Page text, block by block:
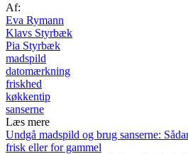
Af:
Eva Rymann
Klavs Styrbæk
Pia Styrbæk
madspild
datomærkning
friskhed
køkkentip
sanserne
Læs mere
Undgå madspild og brug sanserne:
frisk eller for gammel